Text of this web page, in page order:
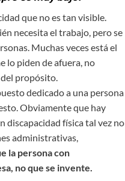
que no es tan visible.
necesita el trabajo, pero se
Muchas veces está el
lo piden de afuera, no
propósito.
dedicado a una persona
Obviamente que hay
discapacidad física tal vez no
administrativas,
la persona con
no que se invente.